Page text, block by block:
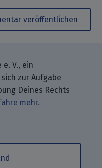
veröffentlichen
V., ein
zur Aufgabe
Deines Rechts
mehr.
mit
mit uns über